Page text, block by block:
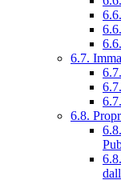
6.7.
6.8.